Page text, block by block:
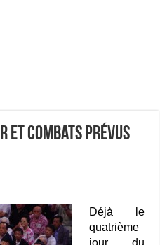
et combats prévus
Déjà le
quatrième
jour du